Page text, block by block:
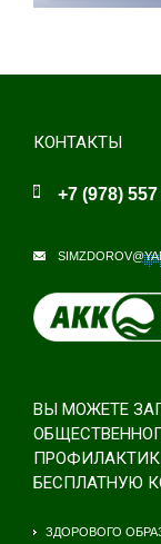
КОНТАКТЫ
+7 (978)
ВЫ МОЖЕТЕ
БЕСПЛАТНУЮ
ЗДОРОВОГО